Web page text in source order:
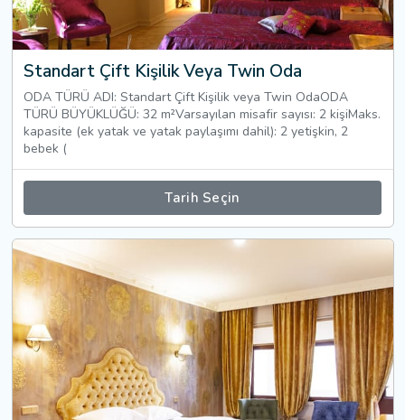
Standart Çift Kişilik Veya Twin Oda
ODA TÜRÜ ADI: Standart Çift Kişilik veya Twin OdaODA
TÜRÜ BÜYÜKLÜĞÜ: 32 m²Varsayılan misafir sayısı: 2 kişiMaks.
kapasite (ek yatak ve yatak paylaşımı dahil): 2 yetişkin, 2
bebek (
Tarih Seçin